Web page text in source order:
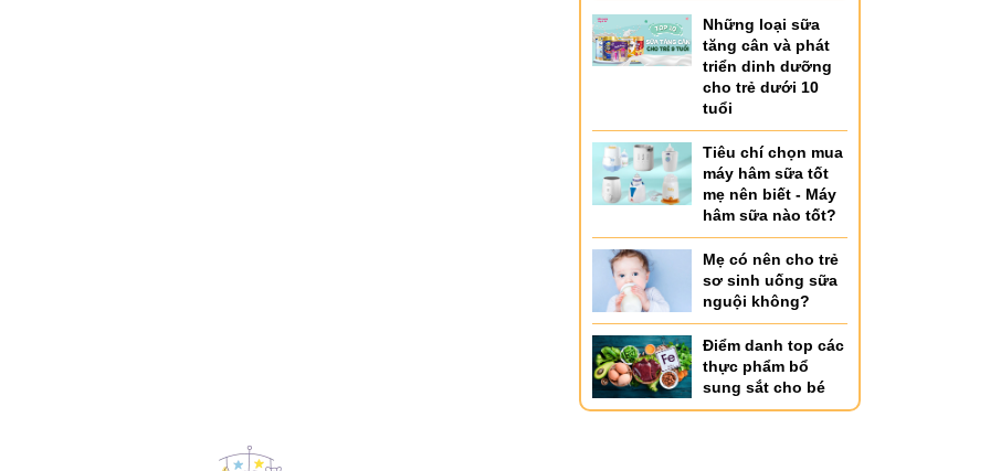
Những loại sữa
tăng cân và phát
triển dinh dưỡng
cho trẻ dưới 10
tuổi
Tiêu chí chọn mua
máy hâm sữa tốt
mẹ nên biết - Máy
hâm sữa nào tốt?
Mẹ có nên cho trẻ
sơ sinh uống sữa
nguội không?
Điểm danh top các
thực phẩm bổ
sung sắt cho bé